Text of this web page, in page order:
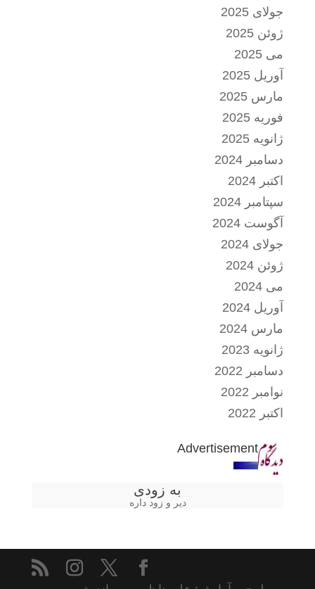
جولای 2025
ژوئن 2025
می 2025
آوریل 2025
مارس 2025
فوریه 2025
ژانویه 2025
دسامبر 2024
اکتبر 2024
سپتامبر 2024
آگوست 2024
جولای 2024
ژوئن 2024
می 2024
آوریل 2024
مارس 2024
ژانویه 2023
دسامبر 2022
نوامبر 2022
اکتبر 2022
Advertisement
به زودی
دیر و زود داره